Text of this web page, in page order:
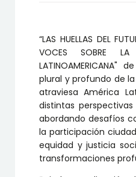
REALIDAD
POLÍTICA
LATINOAMERICANA
cantidad
“LAS HUELLAS DEL
VOCES SOBRE LA
plural y profundo de
atraviesa América
distintas
abordando desafíos
la participación
equidad y justicia
transformaciones